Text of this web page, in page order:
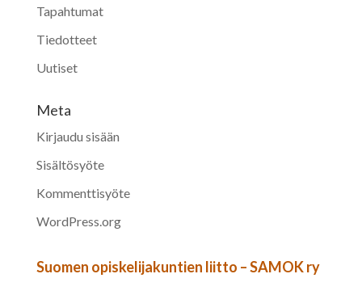
Tapahtumat
Tiedotteet
Uutiset
Meta
Kirjaudu sisään
Sisältösyöte
Kommenttisyöte
WordPress.org
Suomen opiskelijakuntien liitto – SAMOK ry